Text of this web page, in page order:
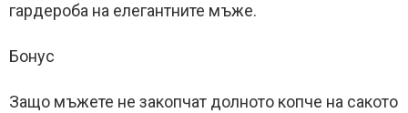
гардероба на елегантните мъже.
Бонус
Защо мъжете не закопчат долното копче на сакото